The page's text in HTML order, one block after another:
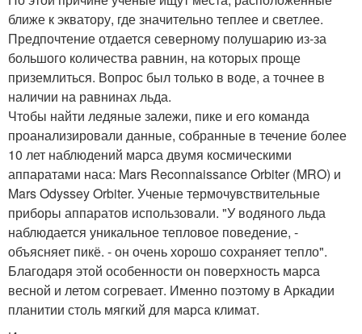
ближе к экватору, где значительно теплее и светлее.
Предпочтение отдается северному полушарию из-за
большого количества равнин, на которых проще
приземлиться. Вопрос был только в воде, а точнее в
наличии на равнинах льда.
Чтобы найти ледяные залежи, пике и его команда
проанализировали данные, собранные в течение более
10 лет наблюдений марса двумя космическими
аппаратами наса: Mars Reconnaissance Orbiter (MRO) и
Mars Odyssey Orbiter. Ученые термочувствительные
приборы аппаратов использовали. "У водяного льда
наблюдается уникальное тепловое поведение, -
объясняет пикё. - он очень хорошо сохраняет тепло".
Благодаря этой особенности он поверхность марса
весной и летом согревает. Именно поэтому в Аркадии
планитии столь мягкий для марса климат.